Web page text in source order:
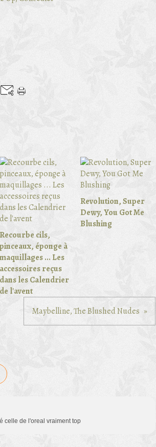
Recourbe cils,
pinceaux, éponge à
maquillages ... Les
accessoires reçus
dans les Calendrier
de l'avent
Revolution, Super
Dewy, You Got Me
Blushing
Maybelline, The Blushed Nudes
celle de l'oreal vraiment top